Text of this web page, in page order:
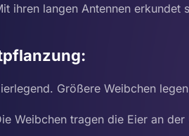
ihren langen Antennen erkundet
Größere Weibchen
Weibchen tragen die Eier an